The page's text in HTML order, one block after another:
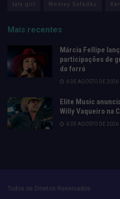
taty girl Wesley Safadão
Mais recentes
Márcia Fellipe
participações de
do forró
6 DE AGOSTO DE 2026
Elite Music
Willy Vaqueiro na
6 DE AGOSTO DE 2026
Todos os Direitos Reservados